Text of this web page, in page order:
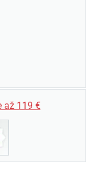
až 119 €